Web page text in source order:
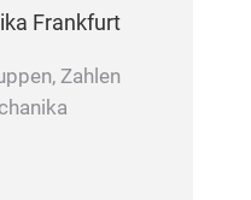
Frankfurt
Zahlen